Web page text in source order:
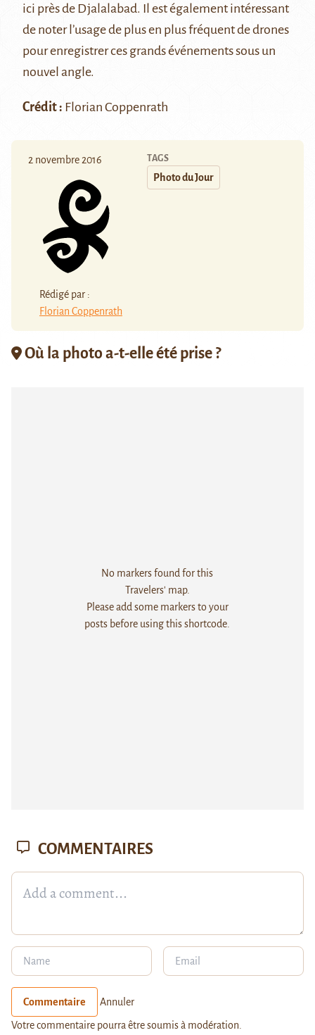
ici près de Djalalabad. Il est également intéressant
de noter l’usage de plus en plus fréquent de drones
pour enregistrer ces grands événements sous un
nouvel angle.
Crédit : Florian Coppenrath
2 novembre 2016
Rédigé par :
Florian Coppenrath
TAGS
Photo du Jour
Où la photo a-t-elle été prise ?
No markers found for this
Travelers' map.
Please add some markers to your
posts before using this shortcode.
COMMENTAIRES
Commentaire Annuler
Votre commentaire pourra être soumis à modération.